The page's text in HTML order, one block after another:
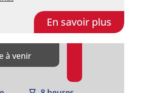
En savoir plus
à venir